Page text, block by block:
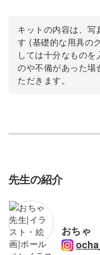
キットの内容は、写
す (基礎的な用具の
しては十分なもの
のや不備があった場
ただきます。
先生の紹介
おちゃ